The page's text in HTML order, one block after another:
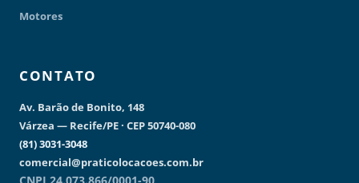
Motores
CONTATO
Av. Barão de Bonito, 148
Várzea — Recife/PE · CEP 50740-080
(81) 3031-3048
comercial@praticolocacoes.com.br